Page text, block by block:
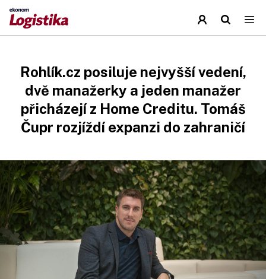
Rohlík.cz posiluje nejvyšší vedení,
dvě manažerky a jeden manažer
přicházejí z Home Creditu. Tomáš
Čupr rozjíždí expanzi do zahraničí